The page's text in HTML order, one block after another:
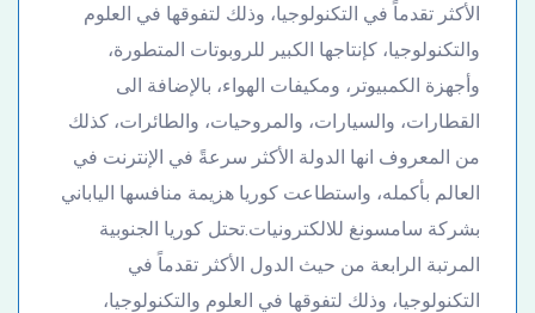
الأكثر تقدماً في التكنولوجيا، وذلك لتفوقها في العلوم
والتكنولوجيا، كإنتاجها الكبير للروبوتات المتطورة،
وأجهزة الكمبيوتر، ومكيفات الهواء، بالإضافة الى
القطارات، والسيارات، والمروحيات، والطائرات، كذلك
من المعروف انها الدولة الأكثر سرعةً في الإنترنت في
العالم بأكمله، واستطاعت كوريا هزيمة منافسها الياباني
بشركة سامسونغ للالكترونيات.تحتل كوريا الجنوبية
المرتبة الرابعة من حيث الدول الأكثر تقدماً في
التكنولوجيا، وذلك لتفوقها في العلوم والتكنولوجيا،